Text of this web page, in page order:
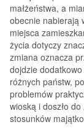
małżeństwa, a
obecnie nabierają
miejsca
życia dotyczy
zmiana oznacza
dojdzie
różnych państw,
problemów
wioską i doszło
stosunków